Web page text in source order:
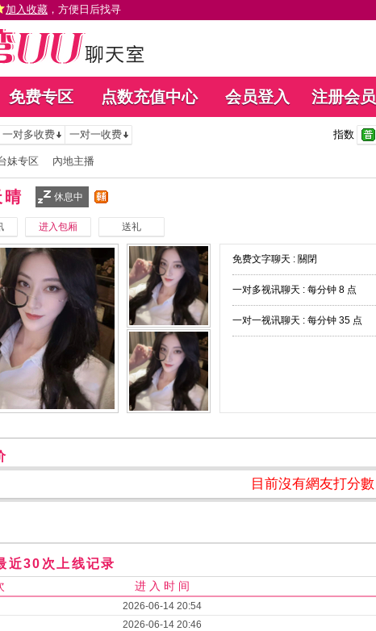
加入收藏 ，方便日后找寻
免费专区 点数充值中心 会员登入 注册会员
一对多收费 一对一收费 指数
妹专区 內地主播
晴 休息中
进入包厢 送礼
免费文字聊天 : 關閉
一对多视讯聊天 : 每分钟 8 点
一对一视讯聊天 : 每分钟 35 点
目前沒有網友打分數
近30次上线记录
进 入 时 间
2026-06-14 20:54
2026-06-14 20:46